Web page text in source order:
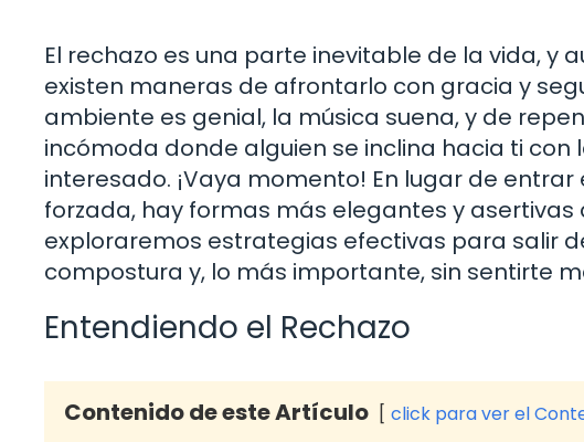
El rechazo es una parte inevitable de la vida, y
existen maneras de afrontarlo con gracia y
ambiente es genial, la música suena, y de
incómoda donde alguien se inclina hacia ti
interesado. ¡Vaya momento! En lugar de
forzada, hay formas más elegantes y
exploraremos estrategias efectivas para salir
compostura y, lo más importante, sin sentirte
Entendiendo el Rechazo
Contenido de este Artículo click para ver el